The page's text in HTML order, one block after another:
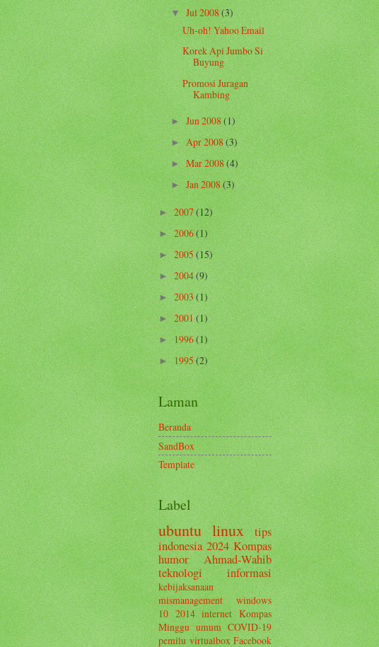
▼Jul 2008 (3)
Uh-oh! Yahoo Email
Korek Api Jumbo Si
Buyung
Promosi Juragan
Kambing
►Jun 2008(1)
►Apr 2008(3)
►Mar 2008(4)
► Jan 2008(3)
►2007(12)
►2006(1)
►2005(15)
►2004(9)
►2003(1)
►2001(1)
►1996(1)
►1995(2)
Laman
Beranda
SandBox
Template
Label
ubuntu linux
tips
indonesia 2024 Kompas
humor
Ahmad-Wahib
teknologi informasi
kebijaksanaan
mismanagement
windows
10 2014 internet Kompas
Minggu umum COVID-19
pemilu virtualbox Facebook